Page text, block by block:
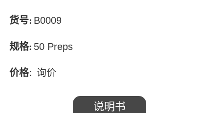
货号: B0009
规格: 50 Preps
价格: 询价
说明书